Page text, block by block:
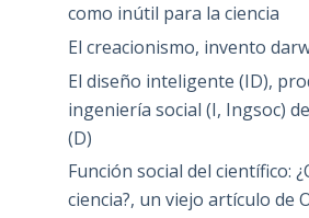
como inútil para la ciencia
El creacionismo, invento
El diseño inteligente (ID),
ingeniería social (I, Ingsoc)
(D)
Función social del científico:
ciencia?, un viejo artículo de